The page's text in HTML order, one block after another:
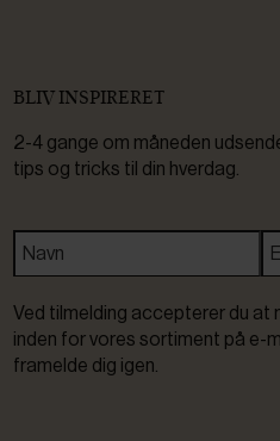
BLIV INSPIRERET
2-4 gange om måneden
tips og tricks til din hverdag.
Ved tilmelding accepterer du at
inden for vores sortiment på e-
framelde dig igen.